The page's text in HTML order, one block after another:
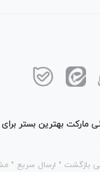
مارکت بهترین بستر
بازگشت " ارسال سریع "